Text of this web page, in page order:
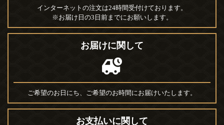
インターネットの注文は24時間受付けております。
※お届け日の3日前までにお願いします。
お届けに関して
ご希望のお日にち、ご希望のお時間にお届けいたします。
お支払いに関して